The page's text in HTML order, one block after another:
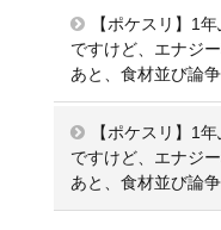
【ポケスリ】1
ですけど、エナジ
あと、食材並び論
【ポケスリ】1
ですけど、エナジ
あと、食材並び論